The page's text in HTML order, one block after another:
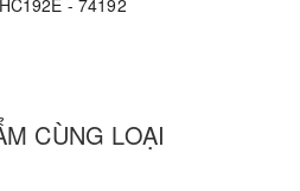
- 74192
CÙNG LOẠI